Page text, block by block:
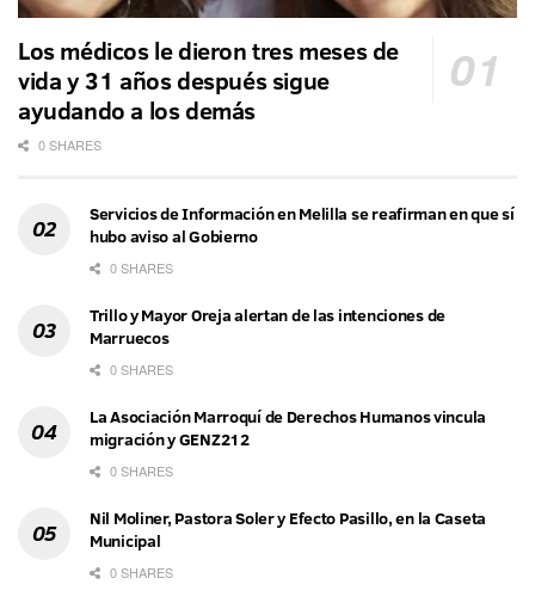
Los médicos le dieron tres meses de
vida y 31 años después sigue
ayudando a los demás
0 SHARES
Servicios de Información en Melilla se reafirman en que sí
hubo aviso al Gobierno
0 SHARES
Trillo y Mayor Oreja alertan de las intenciones de
Marruecos
0 SHARES
La Asociación Marroquí de Derechos Humanos vincula
migración y GENZ212
0 SHARES
Nil Moliner, Pastora Soler y Efecto Pasillo, en la Caseta
Municipal
0 SHARES